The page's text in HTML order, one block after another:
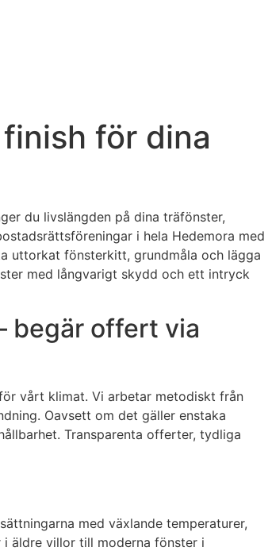
för dina
du livslängden på dina träfönster,
i hela Hedemora med
uttorkat fönsterkitt, grundmåla och lägga
med långvarigt skydd och ett intryck
begär offert via
vårt klimat. Vi arbetar metodiskt från
Oavsett om det gäller enstaka
Transparenta offerter, tydliga
med växlande temperaturer,
äldre villor till moderna fönster i